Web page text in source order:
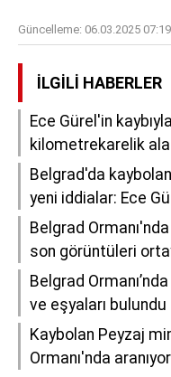
Güncelleme: 06.03.2025 07:19
İLGILI HABERLER
Ece Gürel'in
kilometrekarelik
Belgrad'da
yeni iddialar: Ece
Belgrad
son görüntüleri
Belgrad
ve eşyaları bulundu
Kaybolan Peyzaj
Ormanı'nda aranıyor